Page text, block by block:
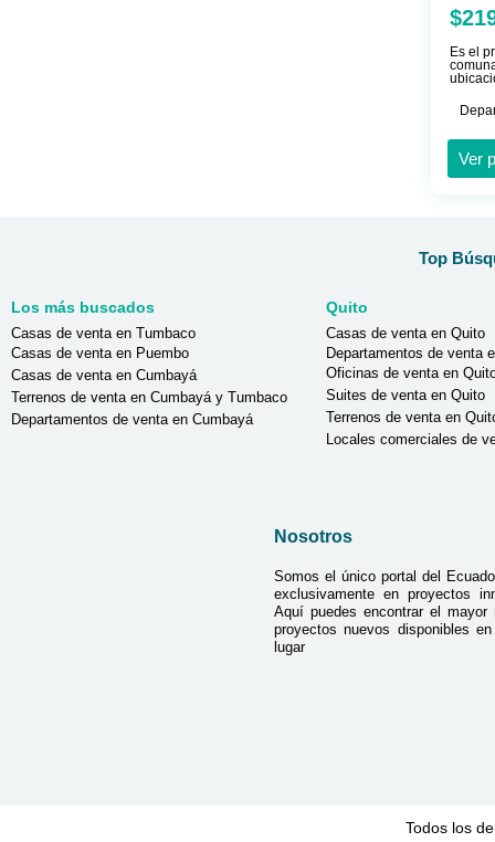
Es el
Ver
Top
Los más buscados
Casas de venta en Tumbaco
Casas de venta en Puembo
Casas de venta en Cumbayá
Terrenos de venta en Cumbayá y Tumbaco
Departamentos de venta en Cumbayá
Quito
Casas de venta en Quito
Departamentos de venta
Oficinas de venta en
Suites de venta en Quito
Terrenos de venta en
Locales comerciales de
Nosotros
Somos el único portal del
exclusivamente en proyectos
Aquí puedes encontrar el mayor
proyectos nuevos disponibles
lugar
Todos los